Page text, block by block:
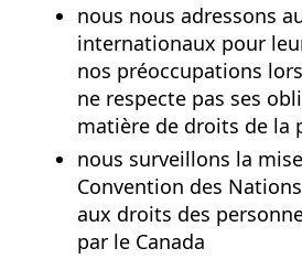
nous nous adressons
internationaux pour
nos préoccupations
ne respecte pas ses
matière de droits de la
nous surveillons la
Convention des
aux droits des
par le Canada